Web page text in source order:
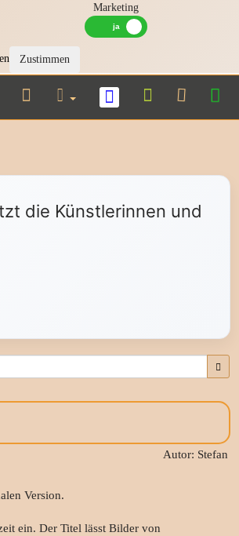
Marketing
Zustimmen
die Künstlerinnen und
Autor: Stefan
Version.
ein. Der Titel lässt Bilder von